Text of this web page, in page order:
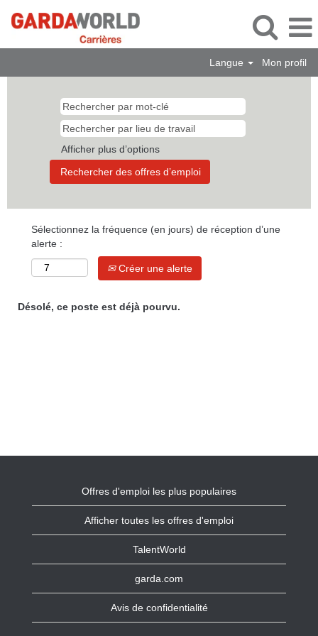
Langue Mon profil
Afficher plus d’options
Sélectionnez la fréquence (en jours) de réception d’une
alerte :
Créer une alerte
Désolé, ce poste est déjà pourvu.
Offres d'emploi les plus populaires
Afficher toutes les offres d'emploi
TalentWorld
garda.com
Avis de confidentialité